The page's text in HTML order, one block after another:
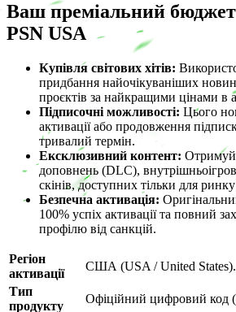
Ваш преміальний бюджет
PSN USA
Купівля світових хітів:
придбання найочікуваніших
проєктів за найкращими цінами в
Підписочні можливості: Цього
активації або продовження
тривалий термін.
Ексклюзивний контент:
доповнень (DLC),
скінів, доступних тільки для
Безпечна активація:
100% успіх активації та повний
профілю від санкцій.
Регіон
активації
США (USA / United States).
Тип
продукту
Офіційний цифровий код